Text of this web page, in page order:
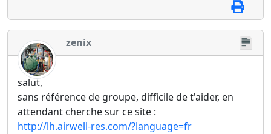
zenix
salut,
sans référence de groupe, difficile de t'aider, en
attendant cherche sur ce site :
http://lh.airwell-res.com/?language=fr